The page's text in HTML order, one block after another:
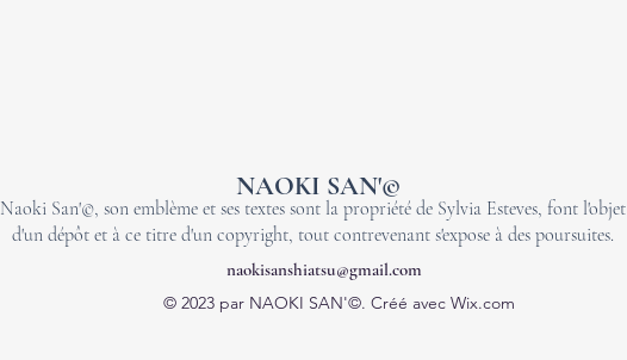
NAOKI SAN'©
Naoki San'©, son emblème et ses textes sont la propriété de Sylvia Esteves, font l'objet
d'un dépôt et à ce titre d'un copyright, tout contrevenant s'expose à des poursuites.
naokisanshiatsu@gmail.com
© 2023 par NAOKI SAN'©. Créé avec Wix.com